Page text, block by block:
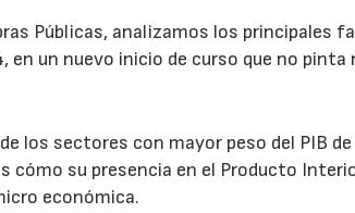
Públicas, analizamos los principales
un nuevo inicio de curso que no pinta
los sectores con mayor peso del PIB
cómo su presencia en el Producto
económica.